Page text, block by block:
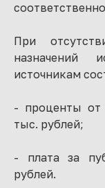
При
назначений
источникам
- проценты
тыс. рублей;
- плата за
рублей.